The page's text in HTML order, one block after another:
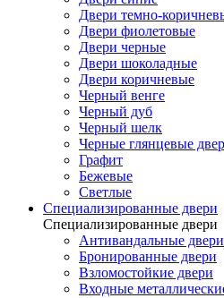
Двери темно-
Двери фиолетовые
Двери черные
Двери шоколадные
Двери коричневые
Черный венге
Черный дуб
Черный шелк
Черные глянцевые
Графит
Бежевые
Светлые
Специализированные двери
Специализированные двери
Антивандальные двери
Бронированные двери
Взломостойкие двери
Входные